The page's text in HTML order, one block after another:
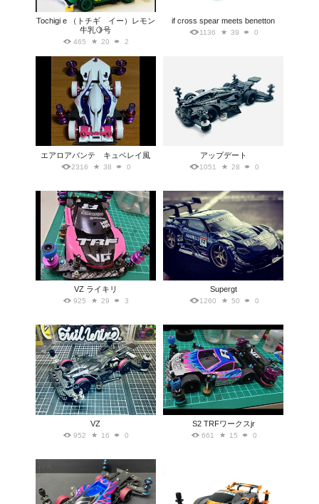
Tochigi e （トチギ イー）レモン
牛乳🍋号
465 20 2
if cross spear meets benetton
1136 39 0
エアロアバンテ キュベレイ風
2316 38 0
アップデート
1051 28 0
VZ ライキリ
925 29 3
Supergt
1260 50 0
VZ
952 16 0
S2 TRFワークスjr
661 15 0